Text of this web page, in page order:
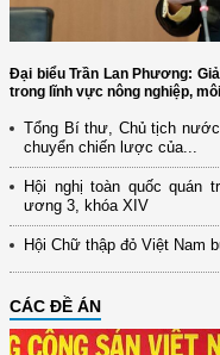
Đại biểu Trần Lan Phương:
trong lĩnh vực nông nghiệp,
Tổng Bí thư, Chủ tịch
chuyển chiến lược của...
Hội nghị toàn quốc quán
ương 3, khóa XIV
Hội Chữ thập đỏ Việt Nam
CÁC ĐỀ ÁN